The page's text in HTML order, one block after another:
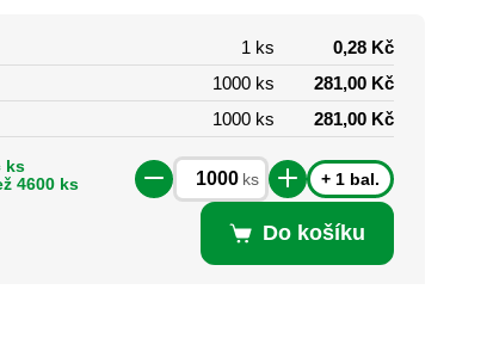
1 ks
0,28 Kč
1000 ks
281,00 Kč
1000 ks 281,00 Kč
ks
4600 ks
ks + 1 bal.
Do košíku